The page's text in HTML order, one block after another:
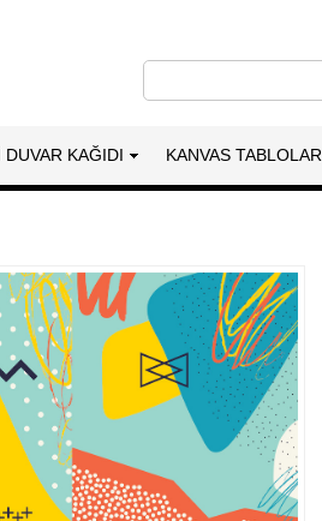
DUVAR KAĞIDI KANVAS TABLOLAR